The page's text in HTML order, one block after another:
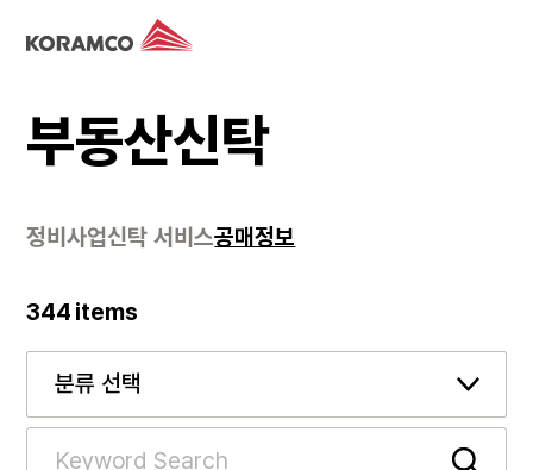
부동산신탁
정비사업신탁 서비스공매정보
344 items